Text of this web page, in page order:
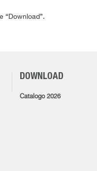
“Download”.
DOWNLOAD
Catalogo 2026